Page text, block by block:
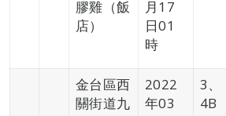
膠雞（飯
店）
月17
日01
時
金台區西
關街道九
2022
年03
3、
4B